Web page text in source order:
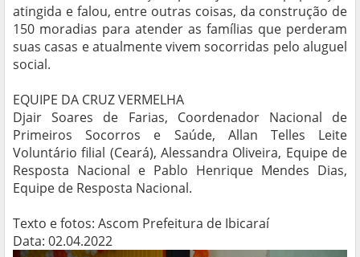
atingida e falou, entre outras coisas, da construção de
150 moradias para atender as famílias que perderam
suas casas e atualmente vivem socorridas pelo aluguel
social.
EQUIPE DA CRUZ VERMELHA
Djair Soares de Farias, Coordenador Nacional de
Primeiros Socorros e Saúde, Allan Telles Leite
Voluntário filial (Ceará), Alessandra Oliveira, Equipe de
Resposta Nacional e Pablo Henrique Mendes Dias,
Equipe de Resposta Nacional.
Texto e fotos: Ascom Prefeitura de Ibicaraí
Data: 02.04.2022